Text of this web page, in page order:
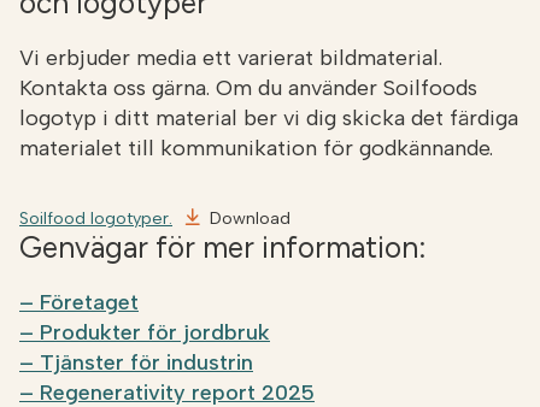
Vi erbjuder media ett varierat bildmaterial.
Kontakta oss gärna. Om du använder Soilfoods
logotyp i ditt material ber vi dig skicka det färdiga
materialet till kommunikation för godkännande.
Soilfood logotyper. Download
Genvägar för mer information:
– Företaget
– Produkter för jordbruk
– Tjänster för industrin
– Regenerativity report 2025